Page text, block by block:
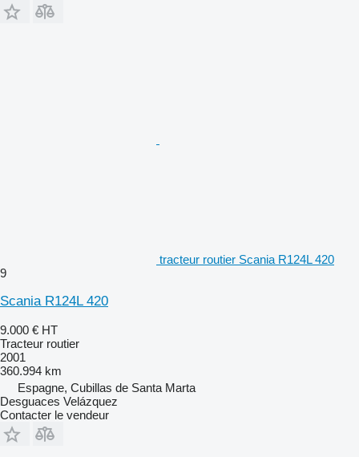
tracteur routier Scania R124L 420
9
Scania R124L 420
9.000 € HT
Tracteur routier
2001
360.994 km
Espagne, Cubillas de Santa Marta
Desguaces Velázquez
Contacter le vendeur